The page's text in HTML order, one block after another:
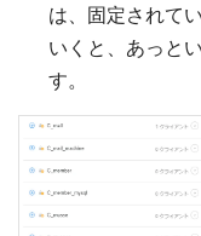
は、固定されて
いくと、あっと
す。